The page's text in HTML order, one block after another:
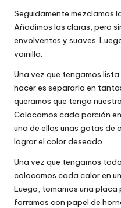
Seguidamente mezclamos
Añadimos las claras, pero
envolventes y suaves.
vainilla.
Una vez que tengamos
hacer es separarla en
queramos que tenga nuestro
Colocamos cada porción
una de ellas unas gotas de
lograr el color deseado.
Una vez que tengamos
colocamos cada calor en
Luego, tomamos una
forramos con papel de